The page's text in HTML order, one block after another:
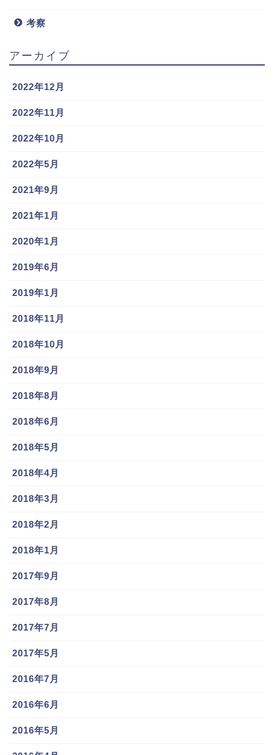
考察
アーカイブ
2022年12月
2022年11月
2022年10月
2022年5月
2021年9月
2021年1月
2020年1月
2019年6月
2019年1月
2018年11月
2018年10月
2018年9月
2018年8月
2018年6月
2018年5月
2018年4月
2018年3月
2018年2月
2018年1月
2017年9月
2017年8月
2017年7月
2017年5月
2016年7月
2016年6月
2016年5月